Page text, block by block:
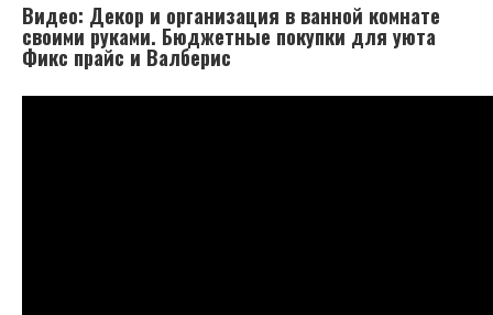
Видео: Декор и организация в ванной комнате
своими руками. Бюджетные покупки для уюта
Фикс прайс и Валберис